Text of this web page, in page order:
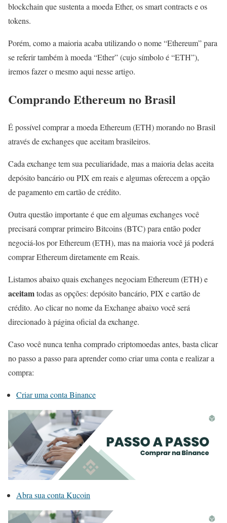
blockchain que sustenta a moeda Ether, os smart contracts e os
tokens.
Porém, como a maioria acaba utilizando o nome “Ethereum” para
se referir também à moeda “Ether” (cujo símbolo é “ETH”),
iremos fazer o mesmo aqui nesse artigo.
Comprando Ethereum no Brasil
É possível comprar a moeda Ethereum (ETH) morando no Brasil
através de exchanges que aceitam brasileiros.
Cada exchange tem sua peculiaridade, mas a maioria delas aceita
depósito bancário ou PIX em reais e algumas oferecem a opção
de pagamento em cartão de crédito.
Outra questão importante é que em algumas exchanges você
precisará comprar primeiro Bitcoins (BTC) para então poder
negociá-los por Ethereum (ETH), mas na maioria você já poderá
comprar Ethereum diretamente em Reais.
Listamos abaixo quais exchanges negociam Ethereum (ETH) e
aceitamtodas as opções: depósito bancário, PIX e cartão de
crédito. Ao clicar no nome da Exchange abaixo você será
direcionado à página oficial da exchange.
Caso você nunca tenha comprado criptomoedas antes, basta clicar
no passo a passo para aprender como criar uma conta e realizar a
compra:
Criar uma conta Binance
Abra sua conta Kucoin